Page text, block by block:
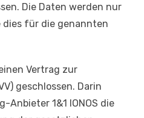
Die Daten werden nur
dies für die genannten
Vertrag zur
geschlossen. Darin
Anbieter 1&1 IONOS die